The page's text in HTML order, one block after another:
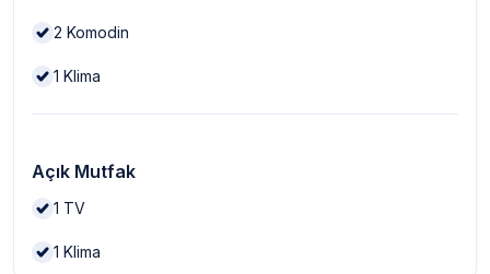
2 Komodin
1 Klima
Açık Mutfak
1 TV
1 Klima